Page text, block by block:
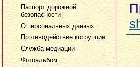
Паспорт дорожной
безопасности
О персональных данных
Противодействие коррупции
Служба медиации
Фотоальбом